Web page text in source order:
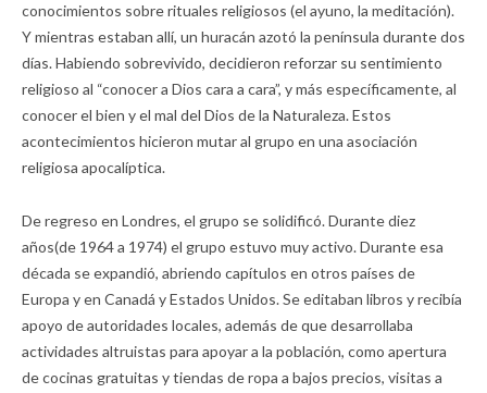
conocimientos sobre rituales religiosos (el ayuno, la meditación).
Y mientras estaban allí, un huracán azotó la península durante dos
días. Habiendo sobrevivido, decidieron reforzar su sentimiento
religioso al “conocer a Dios cara a cara”, y más específicamente, al
conocer el bien y el mal del Dios de la Naturaleza. Estos
acontecimientos hicieron mutar al grupo en una asociación
religiosa apocalíptica.
De regreso en Londres, el grupo se solidificó. Durante diez
años(de 1964 a 1974) el grupo estuvo muy activo. Durante esa
década se expandió, abriendo capítulos en otros países de
Europa y en Canadá y Estados Unidos. Se editaban libros y recibía
apoyo de autoridades locales, además de que desarrollaba
actividades altruistas para apoyar a la población, como apertura
de cocinas gratuitas y tiendas de ropa a bajos precios, visitas a